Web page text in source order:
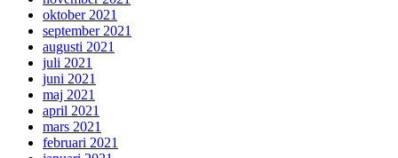
oktober 2021
september 2021
augusti 2021
juli 2021
juni 2021
maj 2021
april 2021
mars 2021
februari 2021